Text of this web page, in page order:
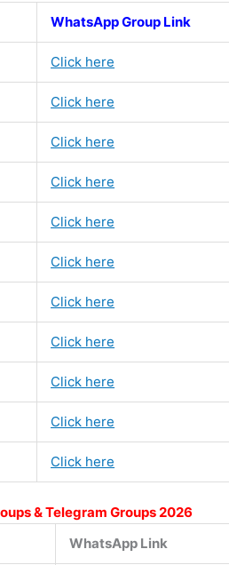
WhatsApp Group Link
Click here
Click here
Click here
Click here
Click here
Click here
Click here
Click here
Click here
Click here
Click here
& Telegram Groups 2026
WhatsApp Link